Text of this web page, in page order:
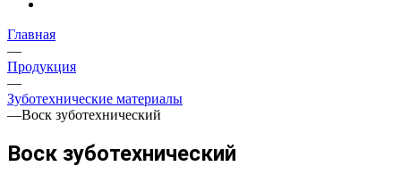
Главная
—
Продукция
—
Зуботехнические материалы
—Воск зуботехнический
Воск зуботехнический